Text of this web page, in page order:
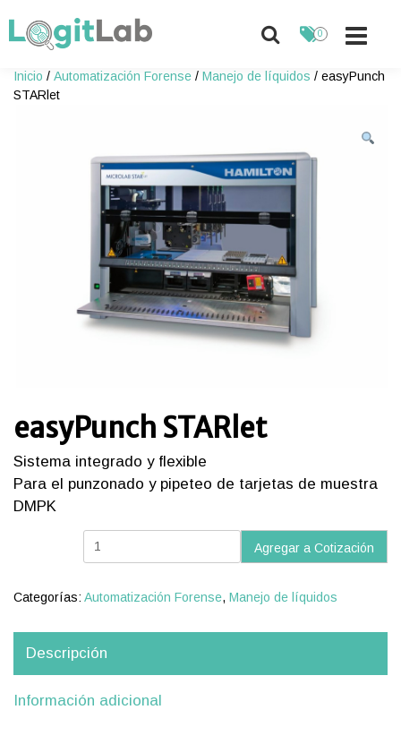
Skip
0
Inicio / Automatización Forense / Manejo de líquidos / easyPunch
STARlet
easyPunch STARlet
Sistema integrado y flexible
Para el punzonado y pipeteo de tarjetas de muestra
DMPK
easyPunch
Agregar a Cotización
Categorías: Automatización Forense, Manejo de líquidos
Descripción
Información adicional